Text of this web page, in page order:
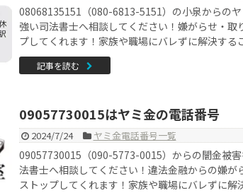
08068135151（080-6813-5151）の小泉からの
強い司法書士へ相談してください！嫌がらせ・取
プしてくれます！家族や職場にバレずに解決する
記事を読む
09057730015はヤミ金の電話番号
2024/7/24 ヤミ金電話番号一覧
09057730015（090-5773-0015）からの闇金被
法書士へ相談してください！違法金融からの嫌が
ストップしてくれます！家族や職場にバレずに解